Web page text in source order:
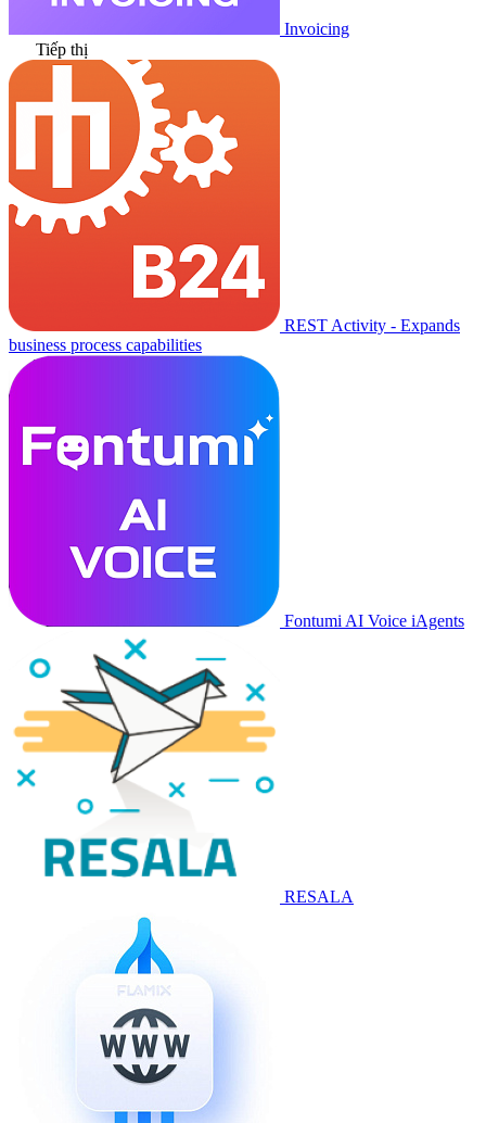
Invoicing
Tiếp thị
REST Activity - Expands
business process capabilities
Fontumi AI Voice iAgents
RESALA